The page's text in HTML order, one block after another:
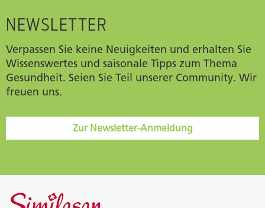
NEWSLETTER
Verpassen Sie keine Neuigkeiten und erhalten Sie
Wissenswertes und saisonale Tipps zum Thema
Gesundheit. Seien Sie Teil unserer Community. Wir
freuen uns.
Zur Newsletter-Anmeldung